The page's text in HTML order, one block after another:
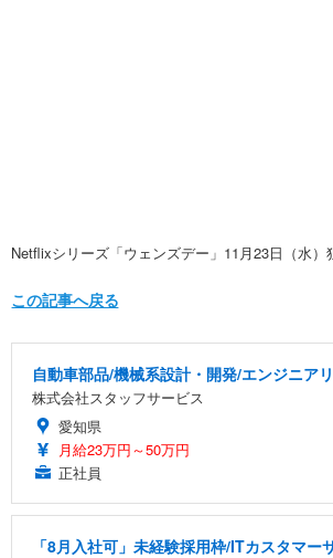
Netflixシリーズ「ウェンズデー」11月23日（水）
この記事へ戻る
自動車部品/機械系設計・開発/エンジニア
株式会社スタッフサービス
愛知県
月給23万円～50万円
正社員
「8月入社可」未経験採用枠/ITカスタマー